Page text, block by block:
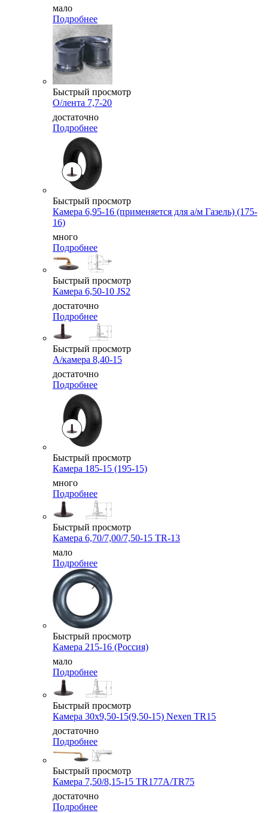
мало
Подробнее
Быстрый просмотр
О/лента 7,7-20
достаточно
Подробнее
Быстрый просмотр
Камера 6,95-16 (применяется для а/м Газель) (175-
16)
много
Подробнее
Быстрый просмотр
Камера 6,50-10 JS2
достаточно
Подробнее
Быстрый просмотр
А/камера 8,40-15
достаточно
Подробнее
Быстрый просмотр
Камера 185-15 (195-15)
много
Подробнее
Быстрый просмотр
Камера 6,70/7,00/7,50-15 TR-13
мало
Подробнее
Быстрый просмотр
Камера 215-16 (Россия)
мало
Подробнее
Быстрый просмотр
Камера 30x9,50-15(9,50-15) Nexen TR15
достаточно
Подробнее
Быстрый просмотр
Камера 7,50/8,15-15 TR177A/TR75
достаточно
Подробнее